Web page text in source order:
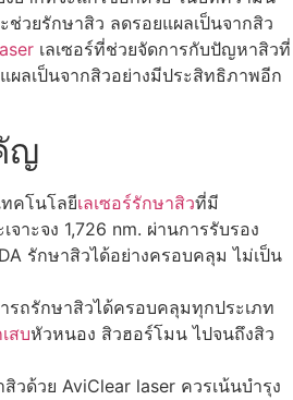
ช่วยรักษาสิว ลดรอยแผลเป็นจากสิว
เลเซอร์ที่ช่วยจัดการกับปัญหาสิวที่
ผลเป็นจากสิวอย่างมีประสิทธิภาพอีก
ญ
ทคโนโลยีเลเซอร์รักษาสิวที่มี
จาะจง 1,726 nm. ผ่านการรับรอง
รักษาสิวได้อย่างครอบคลุม ไม่เป็น
รถรักษาสิวได้ครอบคลุมทุกประเภท
สบหัวหนอง สิวฮอร์โมน ไปจนถึงสิว
วด้วย AviClear laser ควรเน้นบำรุง